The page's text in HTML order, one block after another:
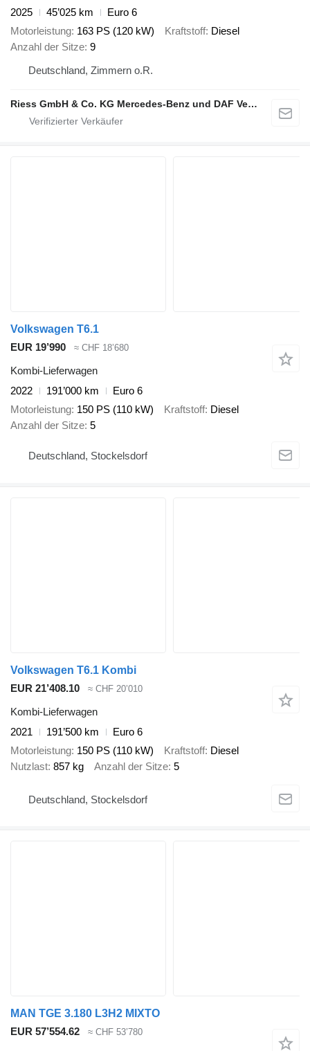
2025
45’025 km
Euro 6
Motorleistung 163 PS (120 kW) Kraftstoff Diesel
Anzahl der Sitze 9
Deutschland, Zimmern o.R.
Riess GmbH & Co. KG Mercedes-Benz und DAF Vertragspartner
Volkswagen T6.1
EUR 19’990
≈ CHF 18’680
Kombi-Lieferwagen
2022
191’000 km
Euro 6
Motorleistung 150 PS (110 kW) Kraftstoff Diesel
Anzahl der Sitze 5
Deutschland, Stockelsdorf
Volkswagen T6.1 Kombi
EUR 21’408.10
≈ CHF 20’010
Kombi-Lieferwagen
2021
191’500 km
Euro 6
Motorleistung 150 PS (110 kW) Kraftstoff Diesel
Nutzlast 857 kg Anzahl der Sitze 5
Deutschland, Stockelsdorf
MAN TGE 3.180 L3H2 MIXTO
EUR 57’554.62
≈ CHF 53’780